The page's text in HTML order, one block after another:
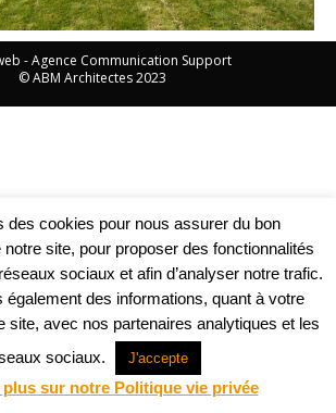
-Agence Communication Support
© ABM Architectes 2023
des cookies pour nous assurer du bon
site, pour proposer des fonctionnalités
sociaux et afin d’analyser notre trafic.
également des informations, quant à votre
site, avec nos partenaires analytiques et les
sociaux.
J'accepte
plus sur notre Politique vie privée